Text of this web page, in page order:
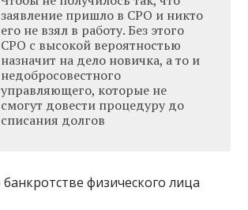
заявление пришло в СРО и никто
его не взял в работу. Без этого
СРО с высокой вероятностью
назначит на дело новичка, а то и
недобросовестного
управляющего, которые не
смогут довести процедуру до
списания долгов